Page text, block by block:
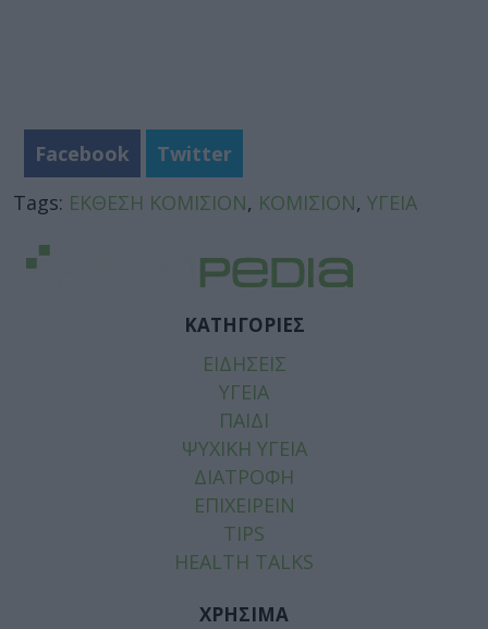
Facebook
Twitter
Tags: ΕΚΘΕΣΗ ΚΟΜΙΣΙΟΝ, ΚΟΜΙΣΙΟΝ, ΥΓΕΙΑ
ΚΑΤΗΓΟΡΙΕΣ
ΕΙΔΗΣΕΙΣ
ΥΓΕΙΑ
ΠΑΙΔΙ
ΨΥΧΙΚΗ ΥΓΕΙΑ
ΔΙΑΤΡΟΦΗ
ΕΠΙΧΕΙΡΕΙΝ
TIPS
HEALTH TALKS
ΧΡΗΣΙΜΑ